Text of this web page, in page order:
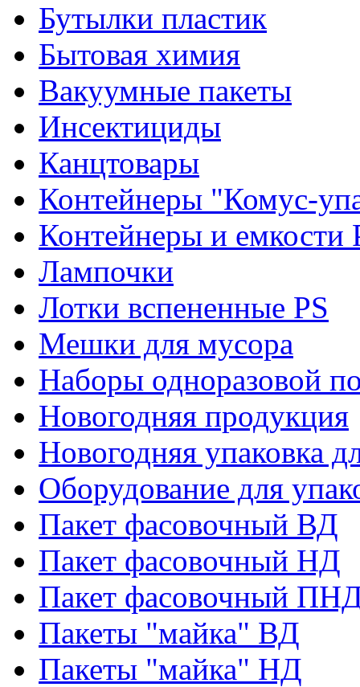
Бутылки пластик
Бытовая химия
Вакуумные пакеты
Инсектициды
Канцтовары
Контейнеры "Комус-
Контейнеры и емкости
Лампочки
Лотки вспененные PS
Мешки для мусора
Наборы одноразовой
Новогодняя продукция
Новогодняя упаковка
Оборудование для
Пакет фасовочный ВД
Пакет фасовочный НД
Пакет фасовочный
Пакеты "майка" ВД
Пакеты "майка" НД